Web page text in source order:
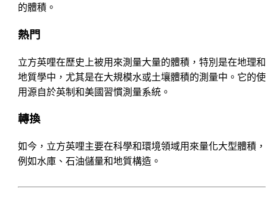
的體積。
熱門
立方英哩在歷史上被用來測量大量的體積，特別是在地理和
地質學中，尤其是在大規模水或土壤體積的測量中。它的使
用源自於英制和美國習慣測量系統。
轉換
如今，立方英哩主要在科學和環境領域用來量化大型體積，
例如水庫、石油儲量和地質構造。